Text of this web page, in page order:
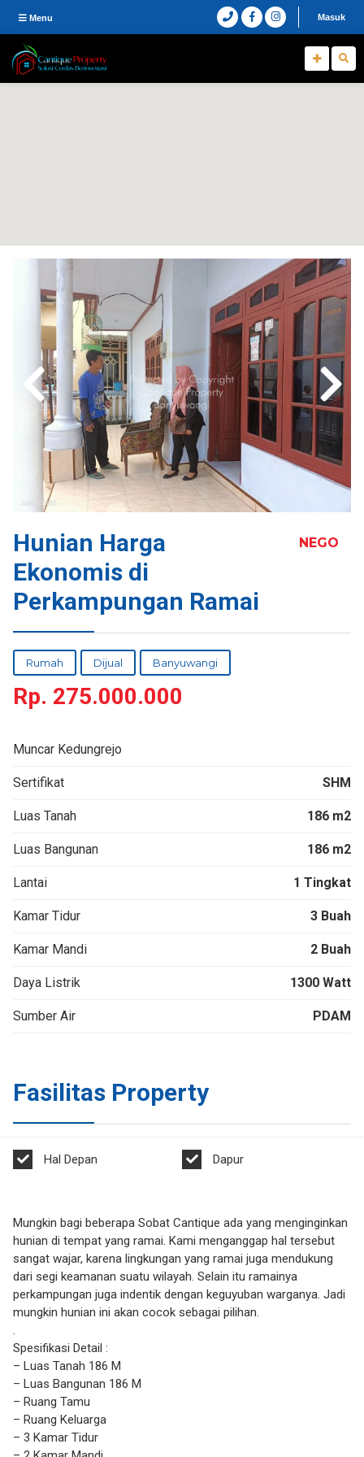
Menu Masuk
Hunian Harga
Ekonomis di
Perkampungan Ramai
NEGO
Rumah Dijual Banyuwangi
Rp. 275.000.000
Muncar Kedungrejo
Sertifikat SHM
Luas Tanah 186 m2
Luas Bangunan 186 m2
Lantai 1 Tingkat
Kamar Tidur 3 Buah
Kamar Mandi 2 Buah
Daya Listrik 1300 Watt
Sumber Air PDAM
Fasilitas Property
Hal Depan Dapur
Mungkin bagi beberapa Sobat Cantique ada yang menginginkan
hunian di tempat yang ramai. Kami menganggap hal tersebut
sangat wajar, karena lingkungan yang ramai juga mendukung
dari segi keamanan suatu wilayah. Selain itu ramainya
perkampungan juga indentik dengan keguyuban warganya. Jadi
mungkin hunian ini akan cocok sebagai pilihan.
.
Spesifikasi Detail :
– Luas Tanah 186 M
– Luas Bangunan 186 M
– Ruang Tamu
– Ruang Keluarga
– 3 Kamar Tidur